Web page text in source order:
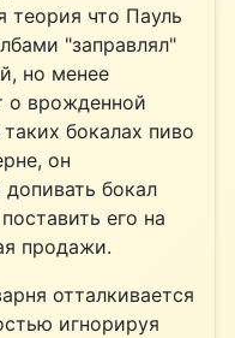
теория что Пауль
"заправлял"
но менее
о врожденной
бокалах пиво
он
бокал
его на
продажи.
отталкивается
игнорируя